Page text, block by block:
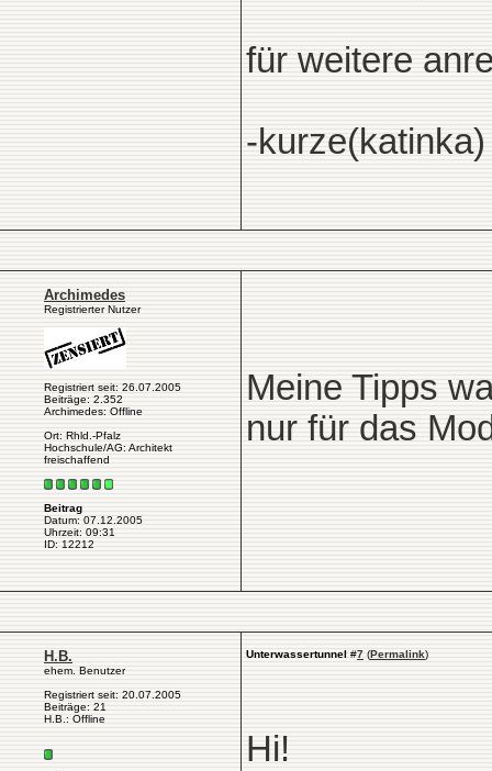
für weitere
-kurze(katinka)
Archimedes
Registrierter Nutzer
Registriert seit: 26.07.2005
Beiträge: 2.352
Archimedes: Offline
Ort: Rhld.-Pfalz
Hochschule/AG: Architekt
freischaffend
Beitrag
Datum: 07.12.2005
Uhrzeit: 09:31
ID: 12212
Meine Tipps
nur für das
H.B.
ehem. Benutzer
Registriert seit: 20.07.2005
Beiträge: 21
H.B.: Offline
Unterwassertunnel #7 (Permalink)
Hi!